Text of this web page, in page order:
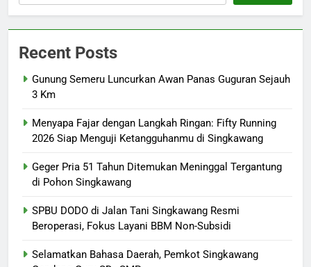
Recent Posts
Gunung Semeru Luncurkan Awan Panas Guguran Sejauh
3 Km
Menyapa Fajar dengan Langkah Ringan: Fifty Running
2026 Siap Menguji Ketangguhanmu di Singkawang
Geger Pria 51 Tahun Ditemukan Meninggal Tergantung
di Pohon Singkawang
SPBU DODO di Jalan Tani Singkawang Resmi
Beroperasi, Fokus Layani BBM Non-Subsidi
Selamatkan Bahasa Daerah, Pemkot Singkawang